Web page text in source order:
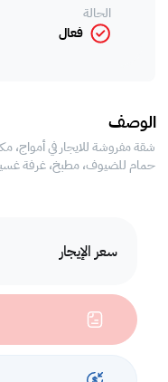
سعر الإيجار
الحالة
فعال
الوصف
حمام للضيوف، مطبخ، غرفة